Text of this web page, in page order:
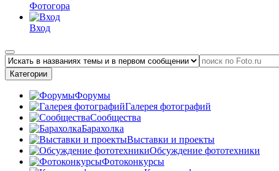
Фотогора
Вход
Категории
Форумы
Галерея фотографий
Сообщества
Барахолка
Выставки и проекты
Обсуждение фототехники
Фотоконкурсы